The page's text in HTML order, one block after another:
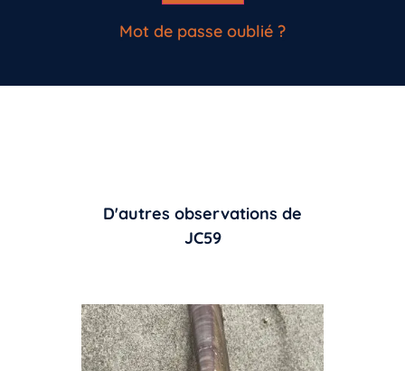
Mot de passe oublié ?
D'autres observations de
JC59